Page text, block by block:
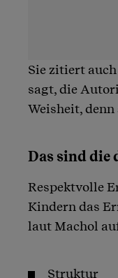
Sie zitiert
sagt, die
Weisheit,
Das sind die
Respektvolle
Kindern das
laut Machol
Struktur